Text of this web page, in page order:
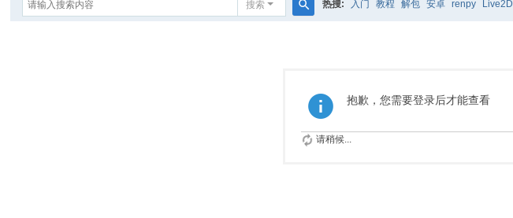
搜索 热搜: 入门 教程 解包 安卓 renpy Live2D
抱歉，您需要登录后才能查看
请稍候...